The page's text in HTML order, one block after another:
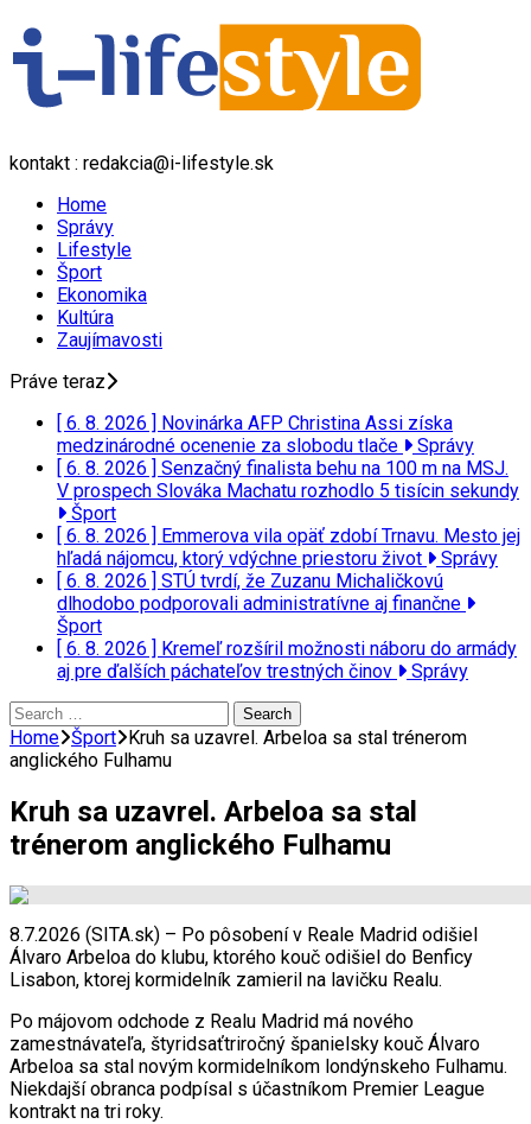
kontakt : redakcia@i-lifestyle.sk
Home
Správy
Lifestyle
Šport
Ekonomika
Kultúra
Zaujímavosti
Práve teraz
[ 6. 8. 2026 ] Novinárka AFP Christina Assi získa
medzinárodné ocenenie za slobodu tlače
Správy
[ 6. 8. 2026 ] Senzačný finalista behu na 100 m na MSJ.
V prospech Slováka Machatu rozhodlo 5 tisícin sekundy
Šport
[ 6. 8. 2026 ] Emmerova vila opäť zdobí Trnavu. Mesto jej
hľadá nájomcu, ktorý vdýchne priestoru život
Správy
[ 6. 8. 2026 ] STÚ tvrdí, že Zuzanu Michaličkovú
dlhodobo podporovali administratívne aj finančne
Šport
[ 6. 8. 2026 ] Kremeľ rozšíril možnosti náboru do armády
aj pre ďalších páchateľov trestných činov
Správy
Search
for:
Home Šport Kruh sa uzavrel. Arbeloa sa stal trénerom
anglického Fulhamu
Kruh sa uzavrel. Arbeloa sa stal
trénerom anglického Fulhamu
8.7.2026 (SITA.sk) – Po pôsobení v Reale Madrid odišiel
Álvaro Arbeloa do klubu, ktorého kouč odišiel do Benficy
Lisabon, ktorej kormidelník zamieril na lavičku Realu.
Po májovom odchode z Realu Madrid má nového
zamestnávateľa, štyridsaťtriročný španielsky kouč Álvaro
Arbeloa sa stal novým kormidelníkom londýnskeho Fulhamu.
Niekdajší obranca podpísal s účastníkom Premier League
kontrakt na tri roky.